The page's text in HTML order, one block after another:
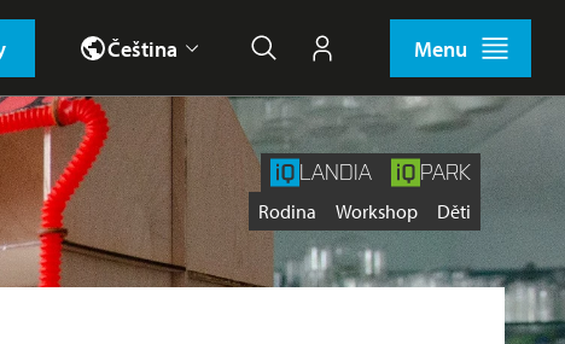
Čeština Hledat Můj účet Menu
LANDIA PARK
Štítky
Rodina Workshop Děti